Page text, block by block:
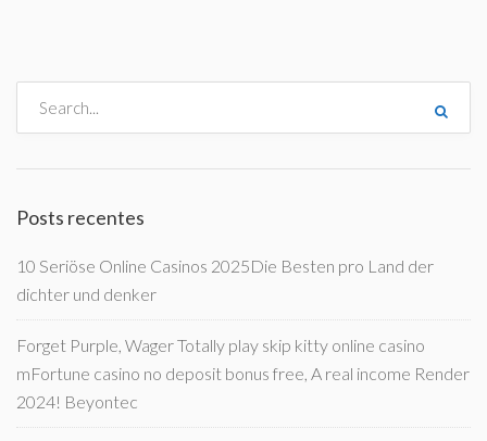
Posts recentes
10 Seriöse Online Casinos 2025Die Besten pro Land der
dichter und denker
Forget Purple, Wager Totally play skip kitty online casino
mFortune casino no deposit bonus free, A real income Render
2024! Beyontec